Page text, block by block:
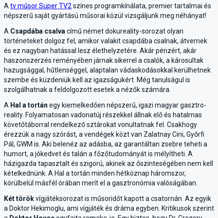
A tv műsor Super TV2 színes programkínálata, premier tartalmai és
népszerű saját gyártású műsorai közül vizsgáljunk meg néhányat!
A Csapdába csalva című német dokureality-sorozat olyan
történeteket dolgoz fel, amikor valakit csapdába csalnak, átvernek
és ez nagyban hatással lesz élethelyzetére. Akár pénzért, akár
haszonszerzés reményében járnak sikerrel a csalók, a károsultak
hazugsággal, hűtlenséggel, alaptalan vádaskodásokkal kerülhetnek
szembe és küzdeniük kell az igazságukért. Még tanulságul is
szolgálhatnak a feldolgozott esetek a nézők számára.
A Hal a tortán egy kiemelkedően népszerű, igazi magyar gasztro-
reality. Folyamatosan vadonatúj részekkel állnak elő és hatalmas
követőtáborral rendelkező sztárokat vonultatnak fel. Csakhogy
érezzük a nagy szórást, a vendégek közt van Zalatnay Cini, Győrfi
Pál, GWM is. Aki belenéz az adásba, az garantáltan zsebre teheti a
humort, a jókedvet és talán a főzőtudományát is mélyítheti. A
házigazda tapasztalt és szigorú, akinek az őszinteségében nem kell
kételkednünk. A Hal a tortán minden hétköznap háromszor,
körülbelül másfél órában merít el a gasztronómia valóságában.
Két törökvígjátéksorozat is műsoridőt kapott a csatornán. Az egyik
a Doktor Hekimoglu, ami vígjáték és dráma egyben. Kritikusok szerint